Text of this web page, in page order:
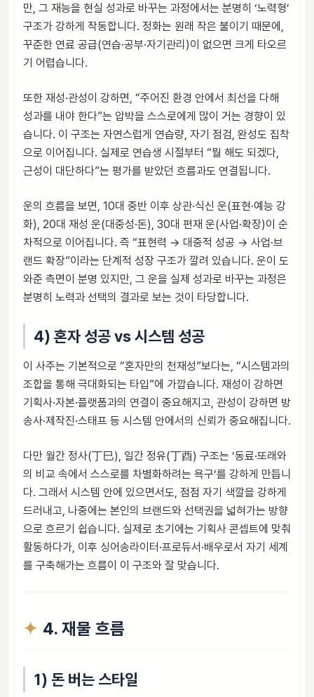
만, 그 재능을 현실 성과로 바꾸는 과정에서는 분명히 ‘노력형’
구조가 강하게 작동합니다. 정화는 원래 작은 불이기 때문에,
꾸준한 연료 공급(연습·공부·자기관리)이 없으면 크게 타오르
기 어렵습니다.
또한 재성·관성이 강하면, “주어진 환경 안에서 최선을 다해
성과를 내야 한다”는 압박을 스스로에게 많이 거는 경향이 있
습니다. 이 구조는 자연스럽게 연습량, 자기 점검, 완성도 집착
으로 이어집니다. 실제로 연습생 시절부터 “뭘 해도 되겠다,
근성이 대단하다”는 평가를 받았던 흐름과도 연결됩니다.
운의 흐름을 보면, 10대 중반 이후 상관·식신 운(표현·예능 강
화), 20대 재성 운(대중성·돈), 30대 편재 운(사업·확장)이 순
차적으로 이어집니다. 즉 “표현력 → 대중적 성공 → 사업·브
랜드 확장”이라는 단계적 성장 구조가 깔려 있습니다. 운이 도
와준 측면이 분명 있지만, 그 운을 실제 성과로 바꾸는 과정은
분명히 노력과 선택의 결과로 보는 것이 타당합니다.
4) 혼자 성공 vs 시스템 성공
이 사주는 기본적으로 “혼자만의 천재성”보다는, “시스템과의
조합을 통해 극대화되는 타입”에 가깝습니다. 재성이 강하면
기획사·자본·플랫폼과의 연결이 중요해지고, 관성이 강하면 방
송사·제작진·스태프 등 시스템 안에서의 신뢰가 중요해집니다.
다만 월간 정사(丁巳), 일간 정유(丁酉) 구조는 ‘동료·또래와
의 비교 속에서 스스로를 차별화하려는 욕구’를 강하게 만듭니
다. 그래서 시스템 안에 있으면서도, 점점 자기 색깔을 강하게
드러내고, 나중에는 본인의 브랜드와 선택권을 넓혀가는 방향
으로 흐르기 쉽습니다. 실제로 초기에는 기획사 콘셉트에 맞춰
활동하다가, 이후 싱어송라이터·프로듀서·배우로서 자기 세계
를 구축해가는 흐름이 이 구조와 잘 맞습니다.
4. 재물 흐름
1) 돈 버는 스타일